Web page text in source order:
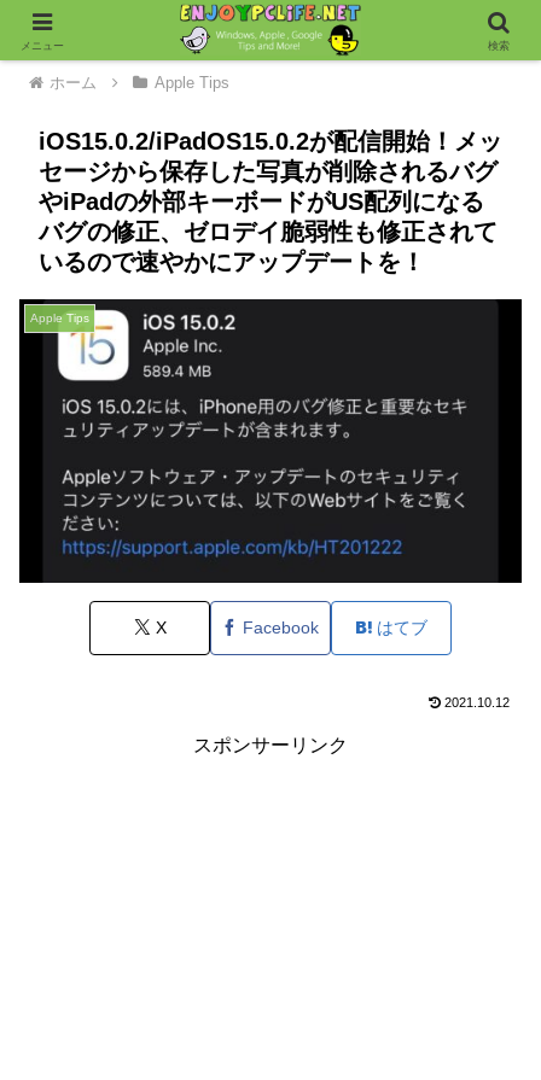
ホーム Apple Tips
iOS15.0.2/iPadOS15.0.2が配信開始！メッ
セージから保存した写真が削除されるバグ
やiPadの外部キーボードがUS配列になる
バグの修正、ゼロデイ脆弱性も修正されて
いるので速やかにアップデートを！
Apple Tips
X Facebook はてブ
2021.10.12
スポンサーリンク
メニュー 検索